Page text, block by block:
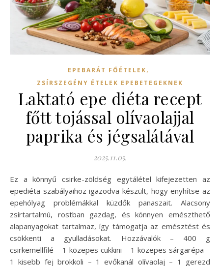
EPEBARÁT FŐÉTELEK,
ZSÍRSZEGÉNY ÉTELEK EPEBETEGEKNEK
Laktató epe diéta recept
főtt tojással olívaolajjal
paprika és jégsalátával
2025.11.05.
Ez a könnyű csirke-zöldség egytálétel kifejezetten az
epediéta szabályaihoz igazodva készült, hogy enyhítse az
epehólyag problémákkal küzdők panaszait. Alacsony
zsírtartalmú, rostban gazdag, és könnyen emészthető
alapanyagokat tartalmaz, így támogatja az emésztést és
csökkenti a gyulladásokat. Hozzávalók – 400 g
csirkemellfilé – 1 közepes cukkini – 1 közepes sárgarépa –
1 kisebb fej brokkoli – 1 evőkanál olívaolaj – 1 gerezd